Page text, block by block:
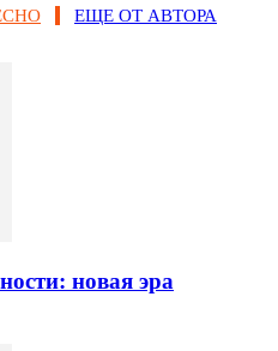
ЕЩЕ ОТ АВТОРА
новая эра